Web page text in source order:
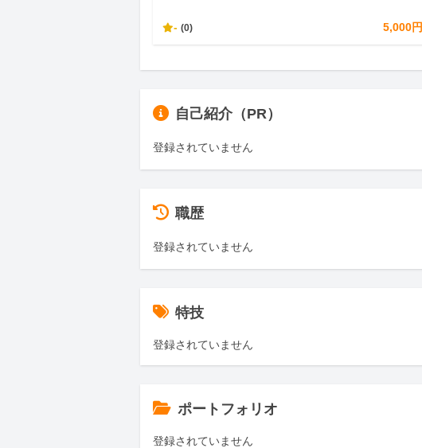
- (0) 5,000円
自己紹介（PR）
登録されていません
職歴
登録されていません
特技
登録されていません
ポートフォリオ
登録されていません